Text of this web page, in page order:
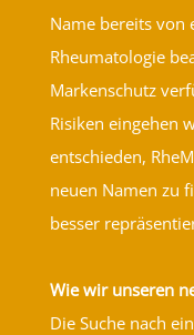
Name bereits von
Rheumatologie
Markenschutz
Risiken eingehen
entschieden,
neuen Namen zu
besser
Wie wir unseren
Die Suche nach